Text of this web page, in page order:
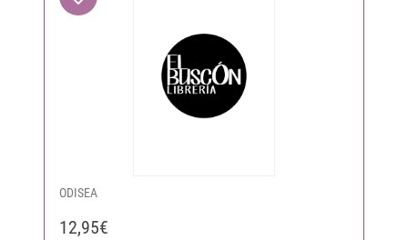
ODISEA
12,95€